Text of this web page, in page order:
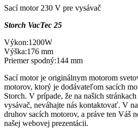
Sací motor 230 V pre vysávač
Storch VacTec 25
Výkon:1200W
Výška:176 mm
Priemer spodný:144 mm
Sací motor je originálnym motorom
motorov, ktorý je dodávateľom sacích
Storch. V prípade, že na našich
vysávač, neváhajte nás kontaktovať. V
druhov sacích motorov, a práve ten Váš
našej webovej prezentácii.